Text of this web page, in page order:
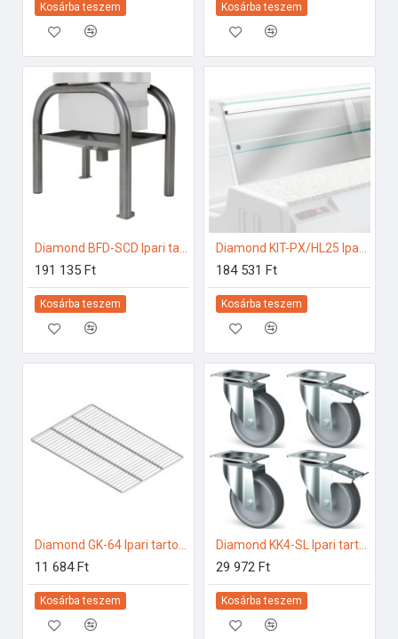
Kosárba teszem Kosárba teszem
191 135 Ft
Kosárba teszem
184 531 Ft
Kosárba teszem
11 684 Ft
Kosárba teszem
Diamond KK4-SL Ipari tartozékok
29 972 Ft
Kosárba teszem